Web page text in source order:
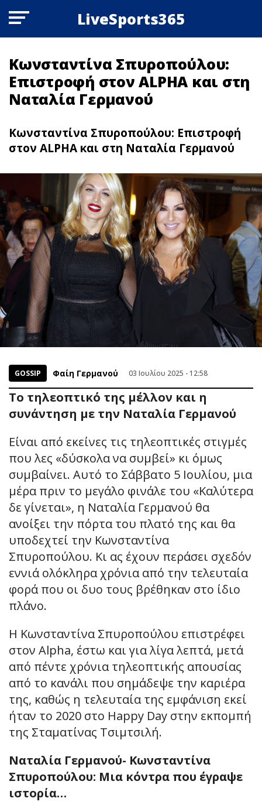
LiveSports365
Κωνσταντίνα Σπυροπούλου:
Επιστροφή στον ALPHA και στη
Ναταλία Γερμανού
Κωνσταντίνα Σπυροπούλου: Επιστροφή
στον ALPHA και στη Ναταλία Γερμανού
GOSSIP Φαίη Γερμανού 03 Ιουλίου 2025 - 12:58
Το τηλεοπτικό της μέλλον και η
συνάντηση με την Ναταλία Γερμανού
Είναι από εκείνες τις τηλεοπτικές στιγμές
που λες «δύσκολα να συμβεί» κι όμως
συμβαίνει. Αυτό το Σάββατο 5 Ιουλίου, μια
μέρα πριν το μεγάλο φινάλε του «Καλύτερα
δε γίνεται», η Ναταλία Γερμανού θα
ανοίξει την πόρτα του πλατό της και θα
υποδεχτεί την Κωνσταντίνα
Σπυροπούλου. Κι ας έχουν περάσει σχεδόν
εννιά ολόκληρα χρόνια από την τελευταία
φορά που οι δυο τους βρέθηκαν στο ίδιο
πλάνο.
Η Κωνσταντίνα Σπυροπούλου επιστρέφει
στον Alpha, έστω και για λίγα λεπτά, μετά
από πέντε χρόνια τηλεοπτικής απουσίας
από το κανάλι που σημάδεψε την καριέρα
της, καθώς η τελευταία της εμφάνιση εκεί
ήταν το 2020 στο Happy Day στην εκπομπή
της Σταματίνας Τσιμτσιλή.
Ναταλία Γερμανού- Κωνσταντίνα
Σπυροπούλου: Μια κόντρα που έγραψε
ιστορία…